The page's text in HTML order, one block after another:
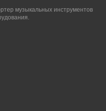
музыкальных инструментов